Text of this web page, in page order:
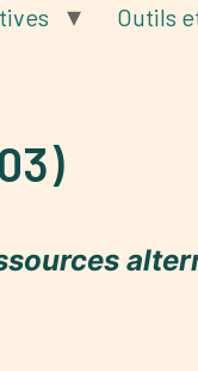
Outils